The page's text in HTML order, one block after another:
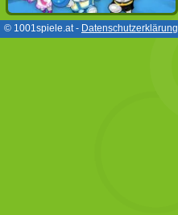
© 1001spiele.at - Datenschutzerklärung